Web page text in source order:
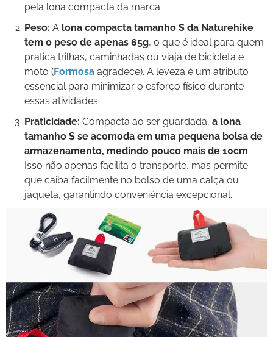
pela lona compacta da marca.
Peso: A lona compacta tamanho S da Naturehike
tem o peso de apenas 65g, o que é ideal para quem
pratica trilhas, caminhadas ou viaja de bicicleta e
moto (Formosa agradece). A leveza é um atributo
essencial para minimizar o esforço físico durante
essas atividades.
Praticidade: Compacta ao ser guardada, a lona
tamanho S se acomoda em uma pequena bolsa de
armazenamento, medindo pouco mais de 10cm.
Isso não apenas facilita o transporte, mas permite
que caiba facilmente no bolso de uma calça ou
jaqueta, garantindo conveniência excepcional.